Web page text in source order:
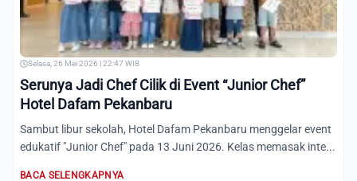
Selasa, 26 Mei 2026 | 22:47 WIB
Serunya Jadi Chef Cilik di Event “Junior Chef”
Hotel Dafam Pekanbaru
Sambut libur sekolah, Hotel Dafam Pekanbaru menggelar event
edukatif "Junior Chef" pada 13 Juni 2026. Kelas memasak inte...
BACA SELENGKAPNYA